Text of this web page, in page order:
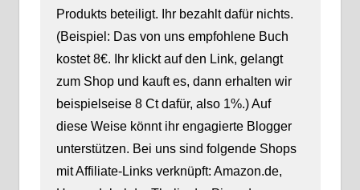
Produkts beteiligt. Ihr bezahlt dafür nichts.
(Beispiel: Das von uns empfohlene Buch
kostet 8€. Ihr klickt auf den Link, gelangt
zum Shop und kauft es, dann erhalten wir
beispielseise 8 Ct dafür, also 1%.) Auf
diese Weise könnt ihr engagierte Blogger
unterstützen. Bei uns sind folgende Shops
mit Affiliate-Links verknüpft: Amazon.de,